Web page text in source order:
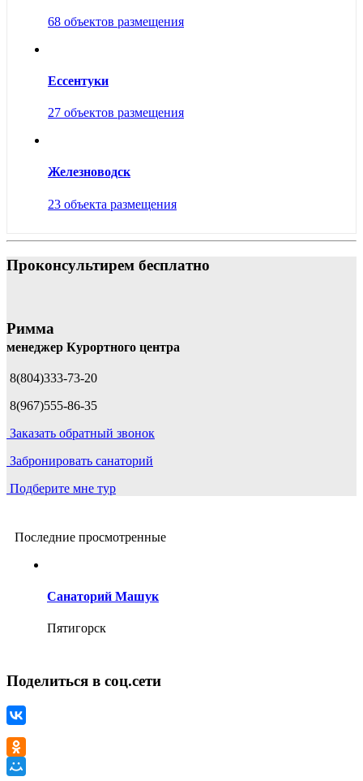
68 объектов размещения
Ессентуки
27 объектов размещения
Железноводск
23 объекта размещения
Проконсультирем бесплатно
Римма
менеджер Курортного центра
8(804)333-73-20
8(967)555-86-35
Заказать обратный звонок
Забронировать санаторий
Подберите мне тур
Последние просмотренные
Санаторий Машук
Пятигорск
Поделиться в соц.сети